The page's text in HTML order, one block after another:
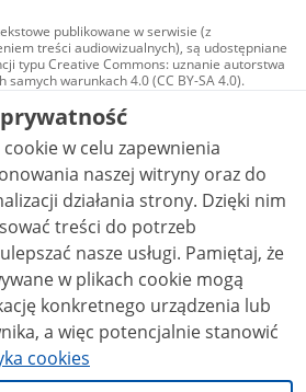
publikowane w serwisie (z
treści audiowizualnych), są udostępniane
typu Creative Commons: uznanie autorstwa
samych warunkach 4.0 (CC BY-SA 4.0).
audiowizualne, w tym zdjęcia, materiały
są udostępniane na licencji typu
Commons: uznanie autorstwa użycie
- bez utworów zależnych 4.0 (CC BY-
o ile nie jest to stwierdzone inaczej.
w celu zapewnienia
naszej witryny oraz do
działania strony. Dzięki nim
treści do potrzeb
nasze usługi. Pamiętaj, że
w plikach cookie mogą
konkretnego urządzenia lub
a więc potencjalnie stanowić
cookies